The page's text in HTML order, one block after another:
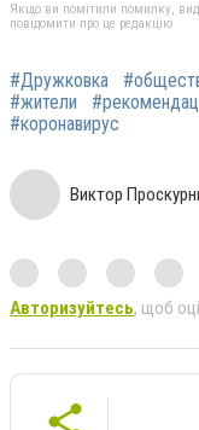
Якщо ви помітили помилку,
повідомити про це редакцію
#Дружковка
#жители
#коронавирус
Виктор
Авторизуйтесь, щоб